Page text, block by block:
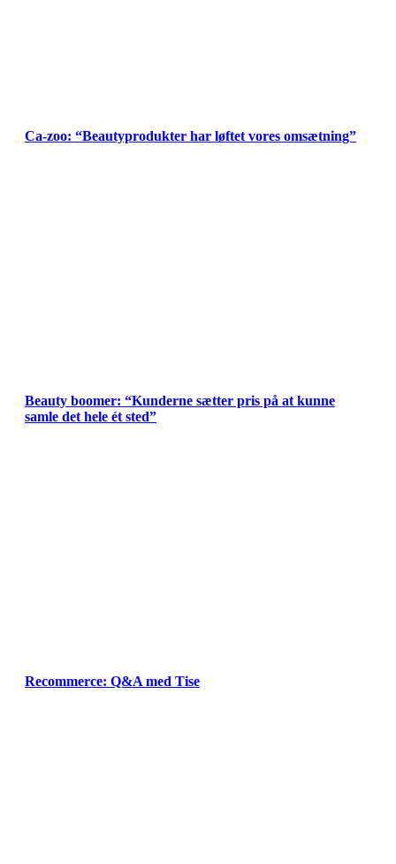
Ca-zoo: “Beautyprodukter har løftet vores omsætning”
Beauty boomer: “Kunderne sætter pris på at kunne
samle det hele ét sted”
Recommerce: Q&A med Tise